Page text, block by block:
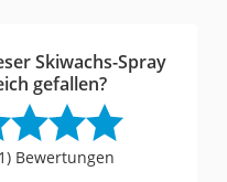
Skiwachs-Spray
gefallen?
Bewertungen